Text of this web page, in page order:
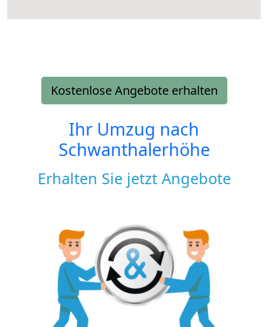
Kostenlose Angebote erhalten
Ihr Umzug nach
Schwanthalerhöhe
Erhalten Sie jetzt Angebote